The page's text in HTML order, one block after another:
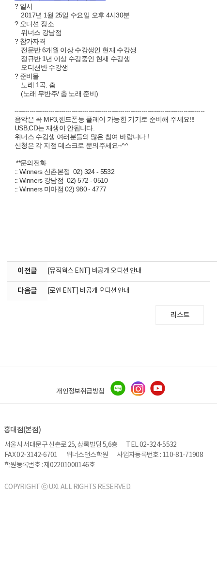
? 일시
2017년 1월 25일 수요일 오후 4시30분
? 오디션 장소
위너스 강남점
?참가자격
전문반 6개월 이상 수강생인 현재 수강생
정규반 1년 이상 수강중인 현재 수강생
오디션반 수강생
? 준비물
노래 1곡, 춤
(노래 무반주/ 춤 노래 준비)
------------------------------------------------------------------------------------------
음악은 꼭 MP3,핸드폰등 플레이 가능한 기기로 준비해 주세요!!!
USB,CD는 재생이 안됩니다.
위너스 수강생 여러분들의 많은 참여 바랍니다 !
신청은 각 지점 데스크로 문의주세요~^^
**문의전화
:: Winners 신촌본점 02) 324 - 5532
:: Winners 강남점 02) 572 - 0510
:: Winners 미아점 02) 980 - 4777
이전글 [뮤직웍스 ENT] 비공개 오디션 안내
다음글 [로엔 ENT] 비공개 오디션 안내
리스트
개인정보취급방침
홍대점(본점)
서울시 서대문구 신촌로 25, 상록빌딩 5,6층
TEL 02-324-5532
FAX 02-3142-6701
위너스댄스학원
사업자등록번호 : 110-81-71908
학원등록번호 : 제02201000146호
COPYRIGHT ⓒ UXI. ALL RIGHTS RESERVED.